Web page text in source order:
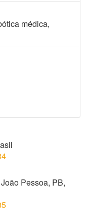
médica,
Pessoa, PB,